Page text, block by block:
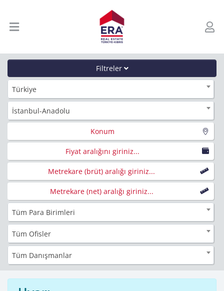
Filtreler
Türkiye
İstanbul-Anadolu
Konum
Fiyat aralığını giriniz...
Metrekare (brüt) aralığı giriniz...
Metrekare (net) aralığı giriniz...
Tüm Para Birimleri
Tüm Ofisler
Tüm Danışmanlar